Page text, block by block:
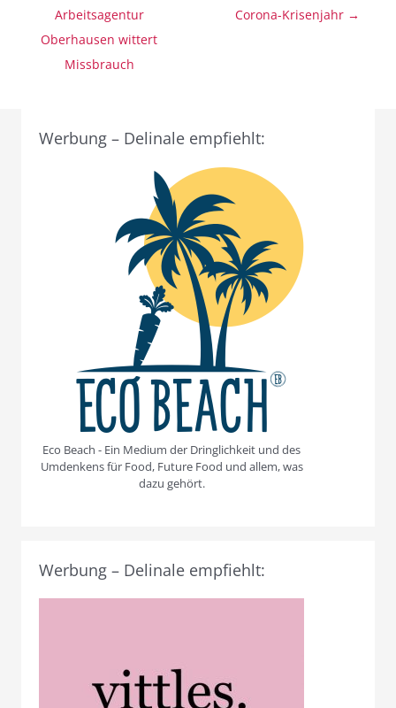
Arbeitsagentur
Oberhausen wittert
Missbrauch
Corona-Krisenjahr →
Werbung – Delinale empfiehlt:
Eco Beach - Ein Medium der Dringlichkeit und des
Umdenkens für Food, Future Food und allem, was
dazu gehört.
Werbung – Delinale empfiehlt: